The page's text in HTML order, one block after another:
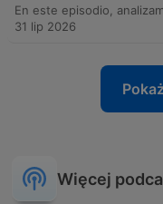
31 lip 2026
Więcej